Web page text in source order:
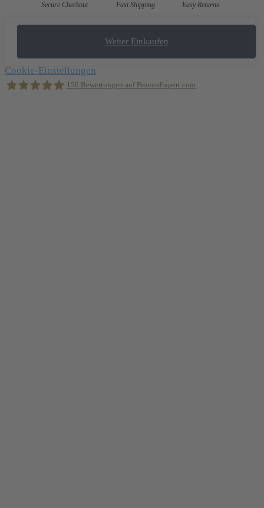
Secure Checkout Fast Shipping Easy Returns
Weiter Einkaufen
Cookie-Einstellungen
150 Bewertungen auf ProvenExpert.com